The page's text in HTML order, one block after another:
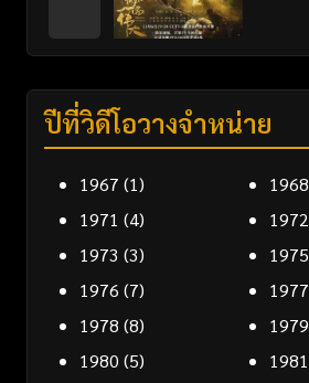
ปีที่วิดีโอวางจำหน่าย
1967 (1) 1968
1971 (4) 1972
1973 (3) 1975
1976 (7) 1977
1978 (8) 1979
1980 (5) 1981